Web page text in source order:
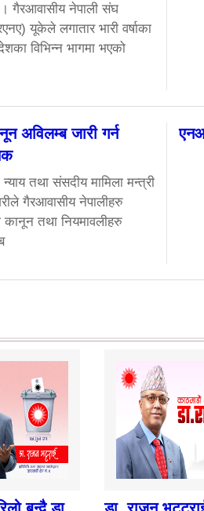
गैरआवासीय नेपाली संघ
यूकेले लगातार भारी वर्षाका
विभिन्न भागमा भएको
अविलम्ब जारी गर्न
तथा संसदीय मामिला मन्त्री
गैरआवासीय नेपालीहरु
कानून तथा नियमावलीहरु